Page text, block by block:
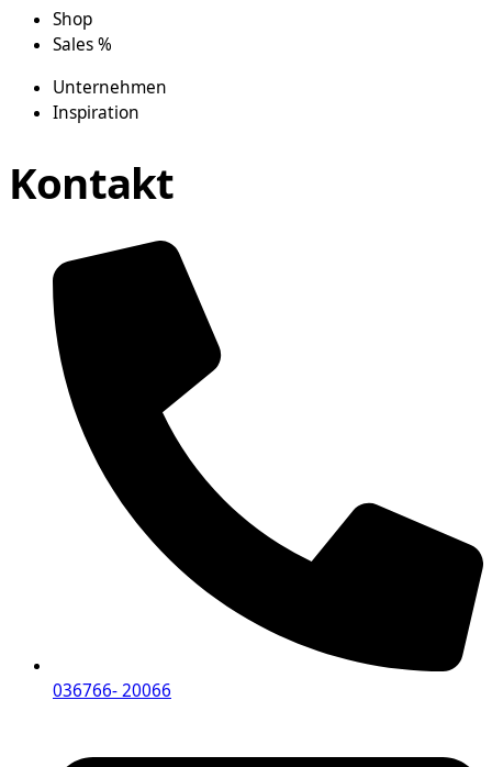
Shop
Sales %
Unternehmen
Inspiration
Kontakt
036766- 20066